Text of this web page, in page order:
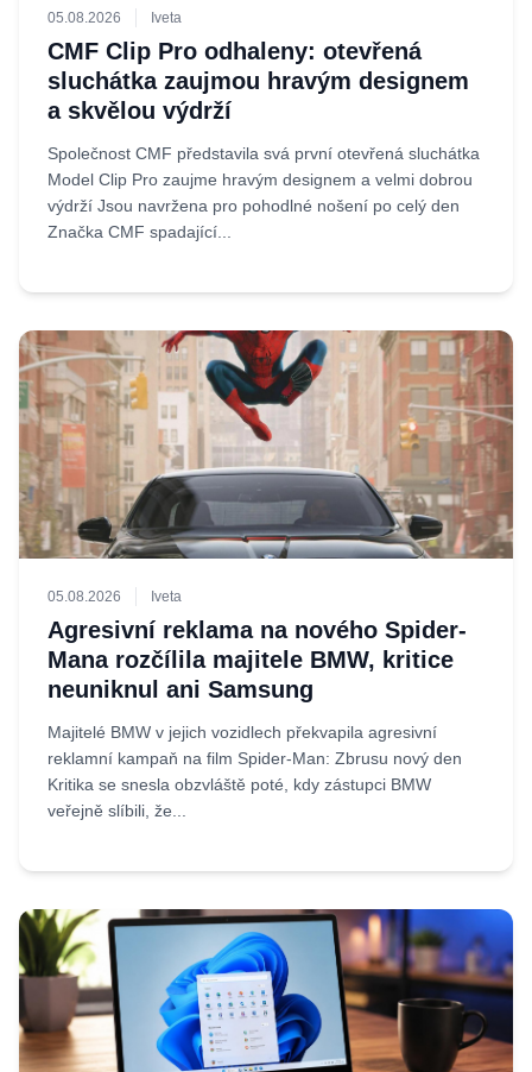
05.08.2026 Iveta
CMF Clip Pro odhaleny: otevřená
sluchátka zaujmou hravým designem
a skvělou výdrží
Společnost CMF představila svá první otevřená sluchátka
Model Clip Pro zaujme hravým designem a velmi dobrou
výdrží Jsou navržena pro pohodlné nošení po celý den
Značka CMF spadající...
05.08.2026 Iveta
Agresivní reklama na nového Spider-
Mana rozčílila majitele BMW, kritice
neuniknul ani Samsung
Majitelé BMW v jejich vozidlech překvapila agresivní
reklamní kampaň na film Spider-Man: Zbrusu nový den
Kritika se snesla obzvláště poté, kdy zástupci BMW
veřejně slíbili, že...